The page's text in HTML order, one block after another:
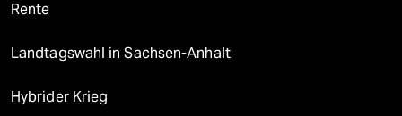
Rente
Landtagswahl in Sachsen-Anhalt
Hybrider Krieg